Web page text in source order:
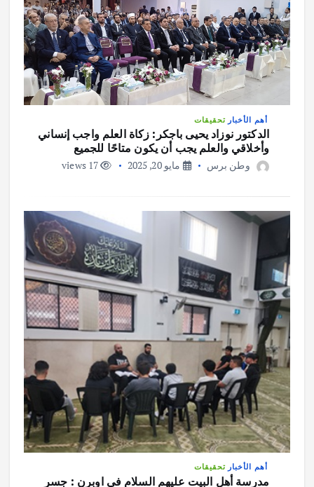
أهم الأخبار تحقيقات
الدكتور نوزاد يحيى باجكر: زكاة العلم واجب إنساني
وأخلاقي والعلم يجب أن يكون متاحًا للجميع
وطن برس مايو 20, 2025 17 views
أهم الأخبار تحقيقات
مدرسة أهل البيت عليهم السلام في اوبرن : جسر